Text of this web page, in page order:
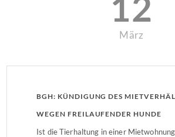
März
BGH: KÜNDIGUNG DES
WEGEN FREILAUFENDER HUNDE
Ist die Tierhaltung in einer